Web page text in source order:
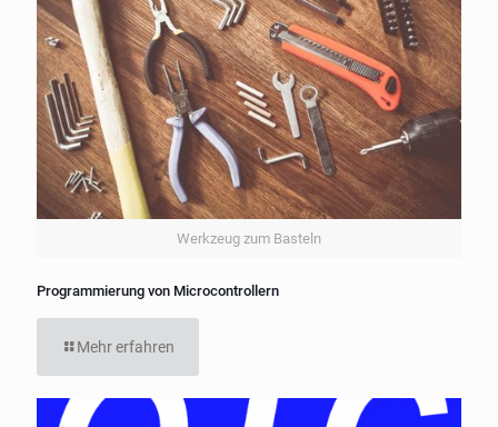
Werkzeug zum Basteln
Programmierung von Microcontrollern
Mehr erfahren